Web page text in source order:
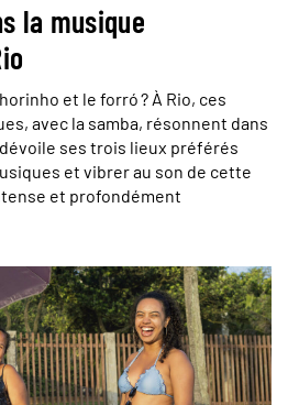
la musique
et le forró ? À Rio, ces
avec la samba, résonnent dans
ses trois lieux préférés
et vibrer au son de cette
et profondément